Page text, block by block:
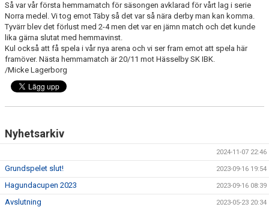
Så var vår första hemmamatch för säsongen avklarad för vårt lag i serie
Norra medel. Vi tog emot Täby så det var så nära derby man kan komma.
Tyvärr blev det förlust med 2-4 men det var en jämn match och det kunde
lika gärna slutat med hemmavinst.
Kul också att få spela i vår nya arena och vi ser fram emot att spela här
framöver. Nästa hemmamatch är 20/11 mot Hässelby SK IBK.
/Micke Lagerborg
Nyhetsarkiv
2024-11-07 22:46
Grundspelet slut! 2023-09-16 19:54
Hagundacupen 2023 2023-09-16 08:39
Avslutning 2023-05-23 20:34